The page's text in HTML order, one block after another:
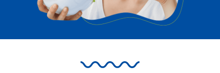
Я даю согласие на обработку
персональных данных в
соответствии сполитикой
подарок